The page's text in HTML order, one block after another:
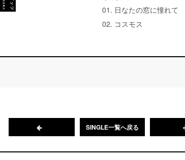
01. 日なたの窓に憧れて
02. コスモス
SINGLE一覧へ戻る